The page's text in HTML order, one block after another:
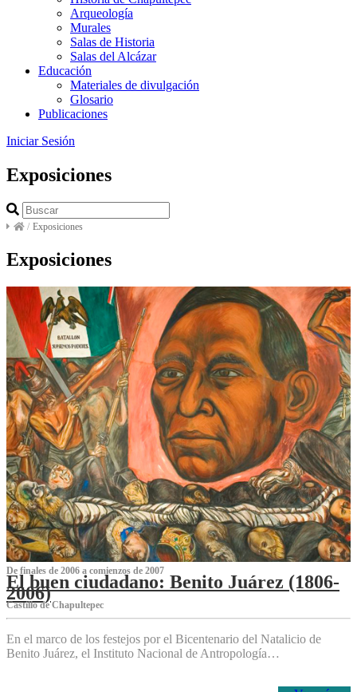
Arqueología
Murales
Salas de Historia
Salas del Alcázar
Educación
Materiales de divulgación
Glosario
Publicaciones
Iniciar Sesión
Exposiciones
/ Exposiciones
Exposiciones
De finales de 2006 a comienzos de 2007
El buen ciudadano: Benito Juárez (1806-
2006)
Castillo de Chapultepec
En el marco de los festejos por el Bicentenario del Natalicio de
Benito Juárez, el Instituto Nacional de Antropología…